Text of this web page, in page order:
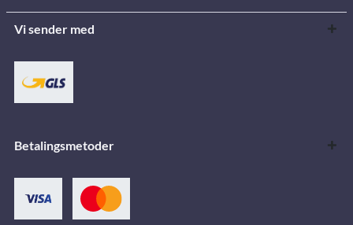
Vi sender med
Betalingsmetoder